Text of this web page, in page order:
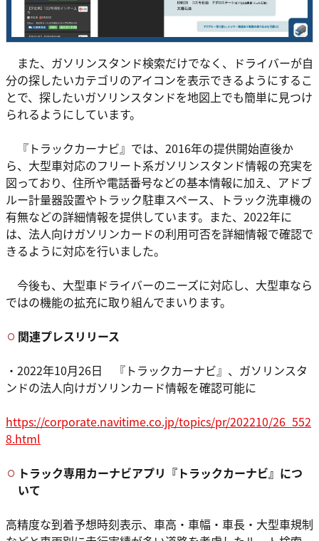
また、ガソリンスタンド検索だけでなく、ドライバーが自
分の探したいカテゴリのアイコンを表示できるようにするこ
とで、探したいガソリンスタンドを地図上でも簡単に見つけ
られるようにしています。
『トラックカーナビ』では、2016年の提供開始直後か
ら、大型車対応のフリート系ガソリンスタンド情報の充実を
図っており、住所や電話番号などの基本情報に加え、アドブ
ルー計量器設置やトラック駐車スペース、トラック洗車機の
有無などの詳細情報を提供しています。また、2022年に
は、法人向けガソリンカードの利用可否を詳細情報で確認で
きるように対応を行いました。
今後も、大型車ドライバーのニーズに対応し、大型車なら
ではの機能の拡充に取り組んでまいります。
関連プレスリリース
・2022年10月26日 『トラックカーナビ』、ガソリンスタ
ンドの法人向けガソリンカード情報を確認可能に
https://corporate.navitime.co.jp/topics/pr/202210/26_552
8.html
トラック専用カーナビアプリ『トラックカーナビ』につ
いて
高精度な到着予想時刻表示、車高・車幅・車長・大型車規制